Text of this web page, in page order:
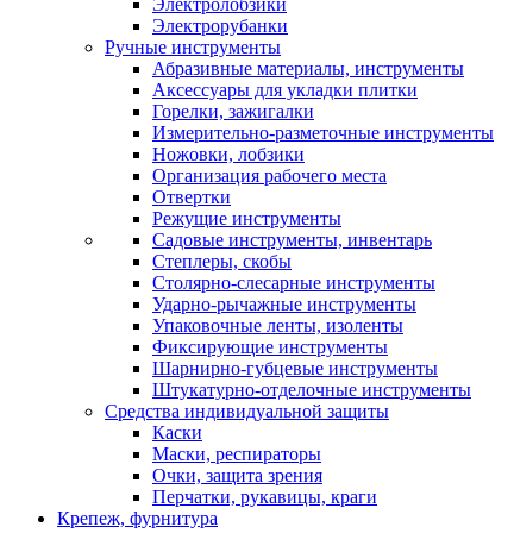
Электрорубанки
Ручные инструменты
Абразивные материалы, инструменты
Аксессуары для укладки плитки
Горелки, зажигалки
Измерительно-разметочные инструменты
Ножовки, лобзики
Организация рабочего места
Отвертки
Режущие инструменты
Садовые инструменты, инвентарь
Степлеры, скобы
Столярно-слесарные инструменты
Ударно-рычажные инструменты
Упаковочные ленты, изоленты
Фиксирующие инструменты
Шарнирно-губцевые инструменты
Штукатурно-отделочные инструменты
Средства индивидуальной защиты
Каски
Маски, респираторы
Очки, защита зрения
Перчатки, рукавицы, краги
Крепеж, фурнитура